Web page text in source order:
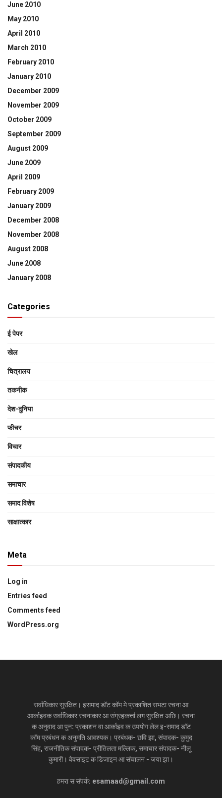
June 2010
May 2010
April 2010
March 2010
February 2010
January 2010
December 2009
November 2009
October 2009
September 2009
August 2009
June 2009
April 2009
February 2009
January 2009
December 2008
November 2008
August 2008
June 2008
January 2008
Categories
ई पेपर
खेल
चित्रालय
तकनीक
देश-दुनिया
फीचर
विचार
संपादकीय
समाचार
समाद विशेष
साक्षात्‍कार
Meta
Log in
Entries feed
Comments feed
WordPress.org
सर्वाधिकार सुरक्षित। इसमाद डॉट कॉम मे प्रकाशित सभटा रचना आ
आर्काइवक सर्वाधिकार रचनाकार आ संग्रहकर्त्ता लग सुरक्षित अछि। रचना
क अनुवाद आ पुन: प्रकाशन वा आर्काइव क उपयोग लेल इ-समाद डॉट
कॉम प्रबंधन क अनुमति आवश्यक। प्रबंधक- छवि झा, संपादक- कुमुद
सिंह, राजनीतिक संपादक- प्रीतिलता मल्लिक, समाचार संपादक- नीलू
कुमारी। वेवसाइट क डिजाइन आ संचालन - जया झा।
हमरा स संपर्क: esamaad@gmail.com